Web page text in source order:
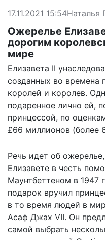
17.11.2021 15:54Наталья
Ожерелье
дорогим
мире
Елизавета II
созданных во времена
королей и королев.
подаренное лично ей,
принцессой, по
£66 миллионов (более
Речь идет об
Елизавете в честь
Маунтбеттеном в 1947
подарок вручил
в то время людей в
Асаф Джах VII. Он
самой выбрать